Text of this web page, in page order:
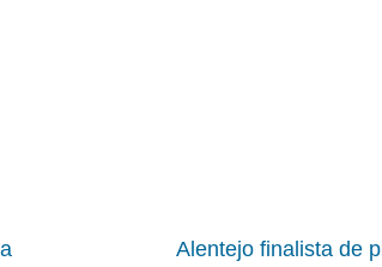
Alentejo finalista de